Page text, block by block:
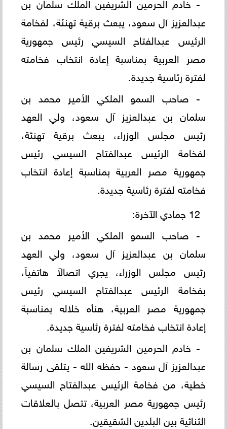
عبدالعزيز آل سعود، يبعث برقية تهنئة، لفخامة
الرئيس عبدالفتاح السيسي رئيس جمهورية
مصر العربية بمناسبة إعادة انتخاب فخامته
لفترة رئاسية جديدة.
- صاحب السمو الملكي الأمير محمد بن
سلمان بن عبدالعزيز آل سعود، ولي العهد
رئيس مجلس الوزراء، يبعث برقية تهنئة،
لفخامة الرئيس عبدالفتاح السيسي رئيس
جمهورية مصر العربية بمناسبة إعادة انتخاب
فخامته لفترة رئاسية جديدة.
12 جمادي الآخرة:
- صاحب السمو الملكي الأمير محمد بن
سلمان بن عبدالعزيز آل سعود، ولي العهد
رئيس مجلس الوزراء، يجري اتصالاً هاتفياً،
بفخامة الرئيس عبدالفتاح السيسي رئيس
جمهورية مصر العربية، هنأه خلاله بمناسبة
إعادة انتخاب فخامته لفترة رئاسية جديدة.
- خادم الحرمين الشريفين الملك سلمان بن
عبدالعزيز آل سعود - حفظه الله - يتلقى رسالة
خطية، من فخامة الرئيس عبدالفتاح السيسي
رئيس جمهورية مصر العربية، تتصل بالعلاقات
الثنائية بين البلدين الشقيقين.